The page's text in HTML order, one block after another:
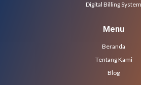
Digital Billing System
Menu
Beranda
Tentang Kami
Blog